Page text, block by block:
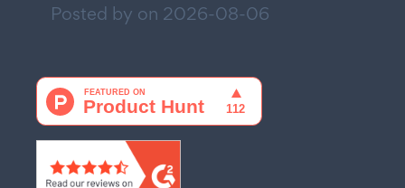
Posted by on 2026-08-06